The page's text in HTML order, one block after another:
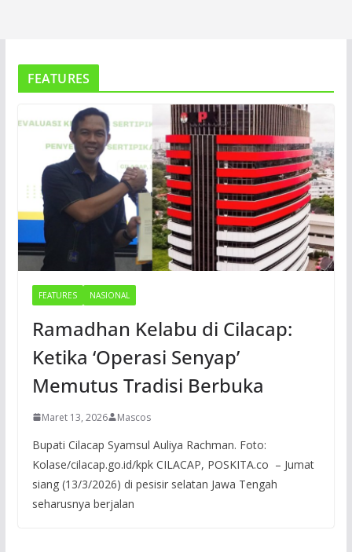
FEATURES
FEATURES NASIONAL
Ramadhan Kelabu di Cilacap:
Ketika ‘Operasi Senyap’
Memutus Tradisi Berbuka
Maret 13, 2026 Mascos
Bupati Cilacap Syamsul Auliya Rachman. Foto:
Kolase/cilacap.go.id/kpk CILACAP, POSKITA.co – Jumat
siang (13/3/2026) di pesisir selatan Jawa Tengah
seharusnya berjalan